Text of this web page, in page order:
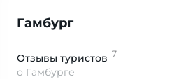
Гамбург
Отзывы туристов 7
о Гамбурге